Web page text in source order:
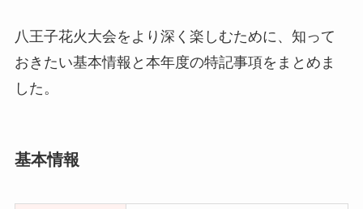
八王子花火大会をより深く楽しむために、知って
おきたい基本情報と本年度の特記事項をまとめま
した。
基本情報